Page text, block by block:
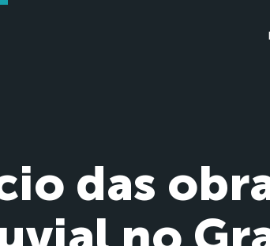
das